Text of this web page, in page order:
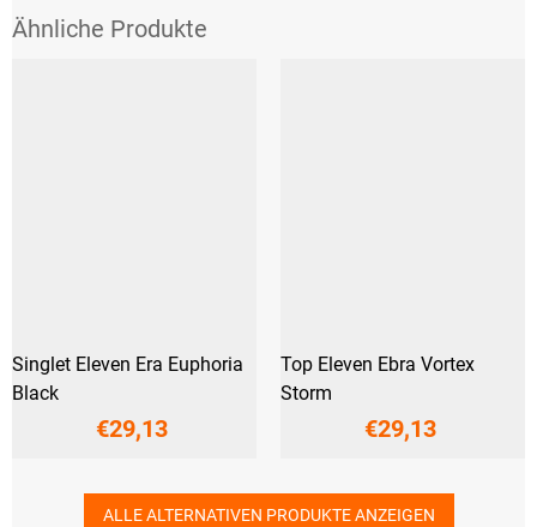
Singlet Eleven Era Euphoria
Black
€29,13
Top Eleven Ebra Vortex
Storm
€29,13
ALLE ALTERNATIVEN PRODUKTE ANZEIGEN